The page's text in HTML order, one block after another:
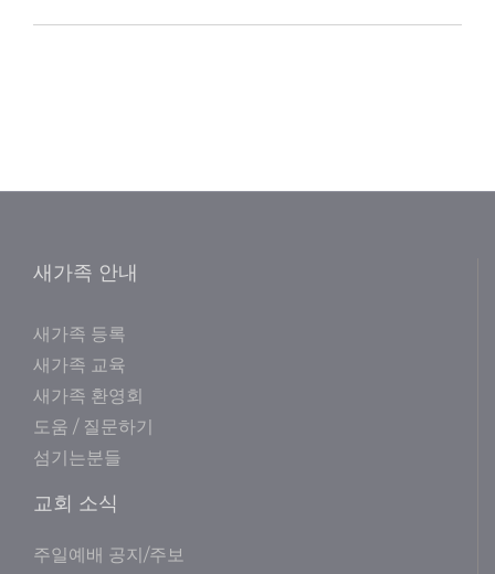
새가족 안내
새가족 등록
새가족 교육
새가족 환영회
도움 / 질문하기
섬기는분들
교회 소식
주일예배 공지/주보